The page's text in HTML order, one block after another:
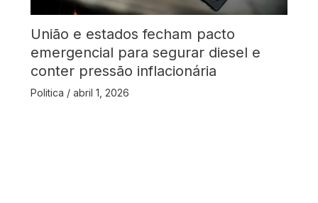
União e estados fecham pacto
emergencial para segurar diesel e
conter pressão inflacionária
Politica / abril 1, 2026